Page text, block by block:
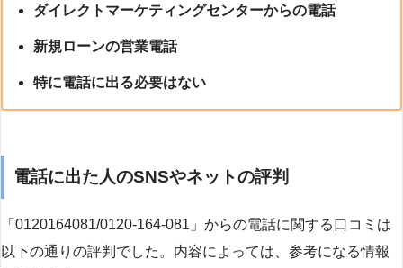
ダイレクトマーケティングセンターからの電話
新規ローンの営業電話
特に電話に出る必要はない
電話に出た人のSNSやネットの評判
「0120164081/0120-164-081」からの電話に関する口コミは
以下の通りの評判でした。内容によっては、参考になる情報